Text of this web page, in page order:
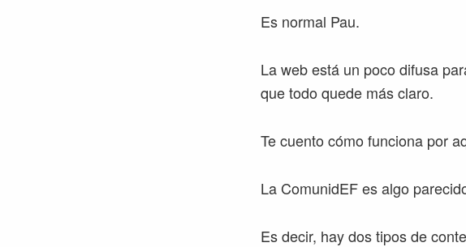
Es normal Pau.
La web está un poco difusa
que todo quede más claro.
Te cuento cómo funciona por
La ComunidEF es algo
Es decir, hay dos tipos de